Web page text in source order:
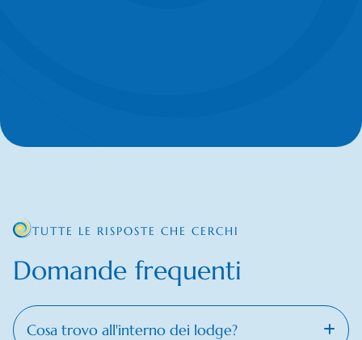
Domande frequenti
TUTTE LE RISPOSTE CHE CERCHI
Cosa trovo all'interno dei lodge?